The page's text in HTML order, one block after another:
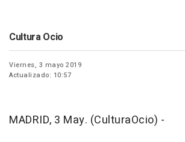
Cultura Ocio
Viernes, 3 mayo 2019
Actualizado: 10:57
MADRID, 3 May. (CulturaOcio) -